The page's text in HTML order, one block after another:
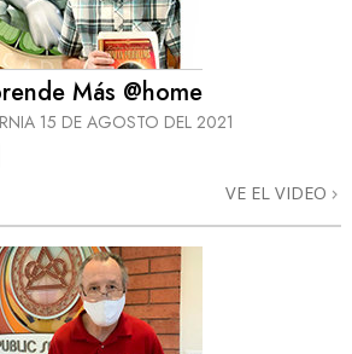
Más @home
15 DE AGOSTO DEL 2021
VE EL VIDEO